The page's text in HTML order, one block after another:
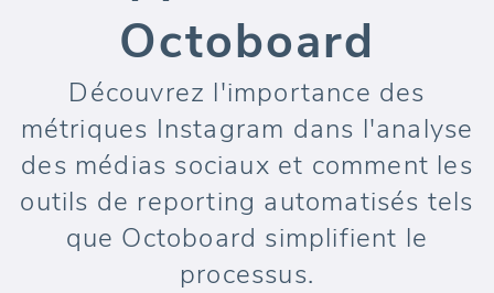
Octoboard
Découvrez l'importance des
métriques Instagram dans l'analyse
des médias sociaux et comment les
outils de reporting automatisés tels
que Octoboard simplifient le
processus.